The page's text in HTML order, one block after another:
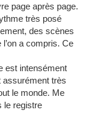
page après page.
très posé
des scènes
a compris. Ce
est intensément
assurément très
le monde. Me
le registre